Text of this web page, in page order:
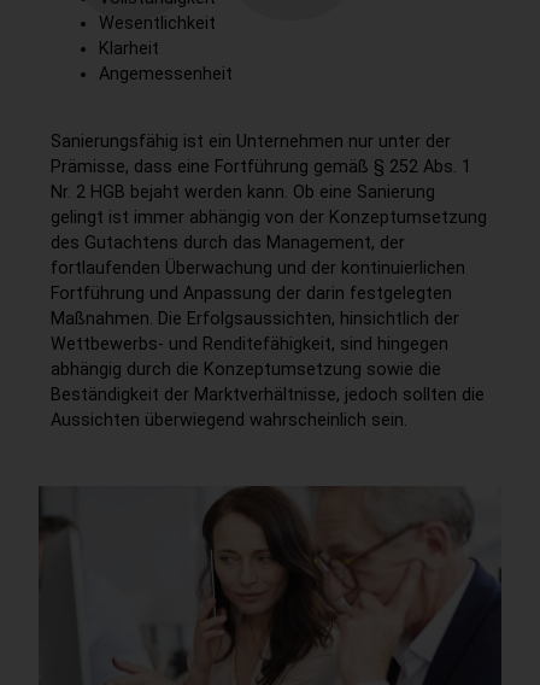
Wesentlichkeit
Klarheit
Angemessenheit
Sanierungsfähig ist ein Unternehmen nur unter der
Prämisse, dass eine Fortführung gemäß § 252 Abs. 1
Nr. 2 HGB bejaht werden kann. Ob eine Sanierung
gelingt ist immer abhängig von der Konzeptumsetzung
des Gutachtens durch das Management, der
fortlaufenden Überwachung und der kontinuierlichen
Fortführung und Anpassung der darin festgelegten
Maßnahmen. Die Erfolgsaussichten, hinsichtlich der
Wettbewerbs- und Renditefähigkeit, sind hingegen
abhängig durch die Konzeptumsetzung sowie die
Beständigkeit der Marktverhältnisse, jedoch sollten die
Aussichten überwiegend wahrscheinlich sein.